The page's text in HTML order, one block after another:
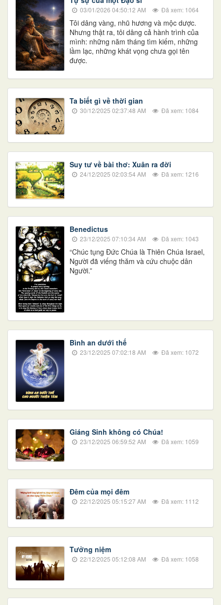
03/01/2026 04:50:12 AM Đã xem: 1064
Tôi dâng vàng, nhũ hương và mộc dược.
Nhưng thật ra, tôi dâng cả hành trình của
mình: những năm tháng tìm kiếm, những
lầm lạc, những khát vọng chưa gọi tên
được.
Ta biết gì về thời gian
30/12/2025 02:37:48 AM Đã xem: 1084
Suy tư về bài thơ: Xuân ra đời
24/12/2025 02:03:54 AM Đã xem: 1216
Benedictus
23/12/2025 07:10:34 AM Đã xem: 1043
“Chúc tụng Ðức Chúa là Thiên Chúa Israel,
Người đã viếng thăm và cứu chuộc dân
Người.”
Bình an dưới thế
23/12/2025 07:02:18 AM Đã xem: 1072
Giáng Sinh không có Chúa!
23/12/2025 06:59:52 AM Đã xem: 1059
Đêm của mọi đêm
22/12/2025 05:15:27 AM Đã xem: 1112
Tưởng niệm
22/12/2025 05:12:08 AM Đã xem: 1058